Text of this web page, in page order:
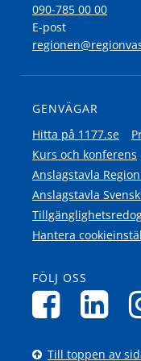
090-785 00 00
E-post
GENVÄGAR
Hitta på 1177.se
Kurs och konferens
Anslagstavla
Anslagstavla
Hantera
FÖLJ OSS
Till toppen av